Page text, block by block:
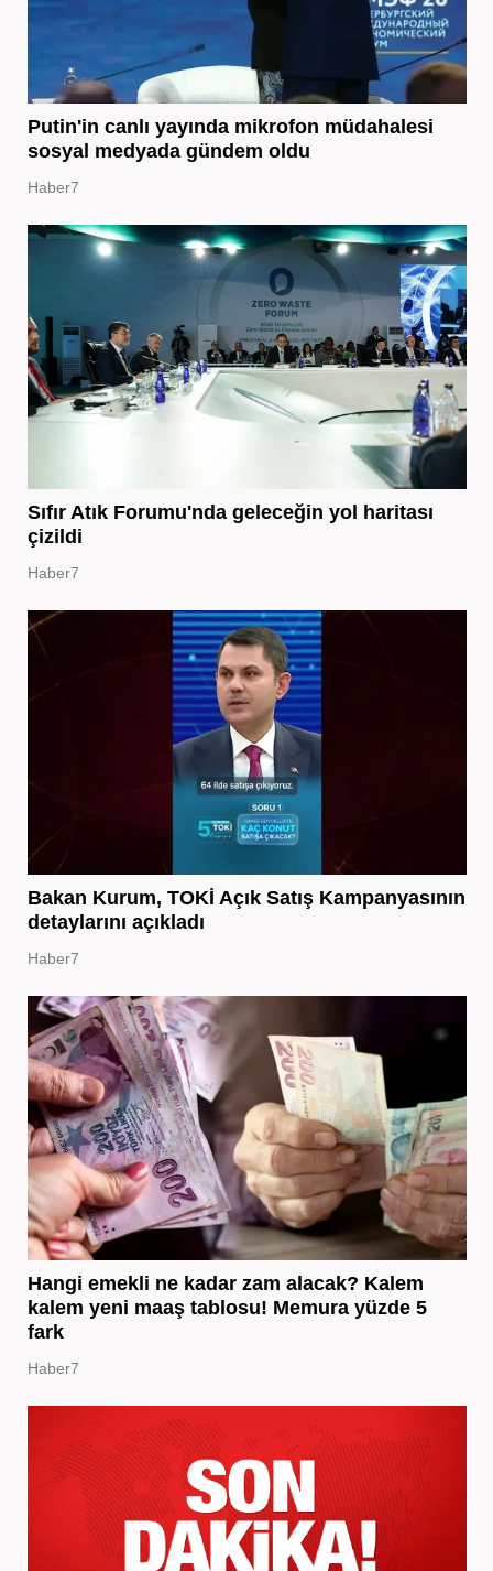
Putin'in canlı yayında mikrofon müdahalesi
sosyal medyada gündem oldu
Haber7
Sıfır Atık Forumu'nda geleceğin yol haritası
çizildi
Haber7
Bakan Kurum, TOKİ Açık Satış Kampanyasının
detaylarını açıkladı
Haber7
Hangi emekli ne kadar zam alacak? Kalem
kalem yeni maaş tablosu! Memura yüzde 5
fark
Haber7